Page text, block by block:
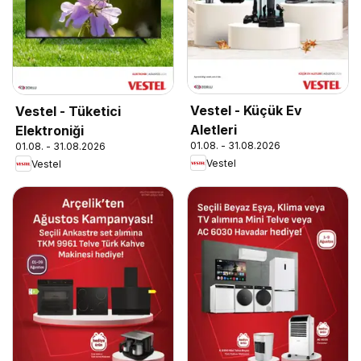
Vestel - Tüketici
Elektroniği
01.08. - 31.08.2026
Vestel
Vestel - Küçük Ev
Aletleri
01.08. - 31.08.2026
Vestel